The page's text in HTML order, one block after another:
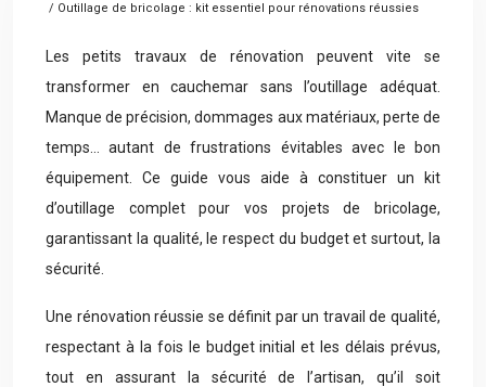
/ Outillage de bricolage : kit essentiel pour rénovations réussies
Les petits travaux de rénovation peuvent vite se
transformer en cauchemar sans l’outillage adéquat.
Manque de précision, dommages aux matériaux, perte de
temps… autant de frustrations évitables avec le bon
équipement. Ce guide vous aide à constituer un kit
d’outillage complet pour vos projets de bricolage,
garantissant la qualité, le respect du budget et surtout, la
sécurité.
Une rénovation réussie se définit par un travail de qualité,
respectant à la fois le budget initial et les délais prévus,
tout en assurant la sécurité de l’artisan, qu’il soit